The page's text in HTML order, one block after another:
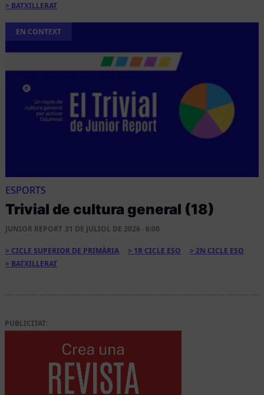
BATXILLERAT
EN CONTEXT
ESPORTS
Trivial de cultura general (18)
JUNIOR REPORT 31 DE JULIOL DE 2026 · 6:00
CICLE SUPERIOR DE PRIMÀRIA 1R CICLE ESO
2N CICLE ESO
BATXILLERAT
PUBLICITAT: